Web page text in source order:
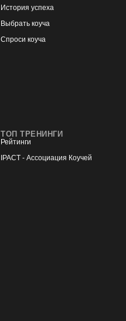
История успеха
Выбрать коуча
Спроси коуча
ТОП ТРЕНИНГИ
Рейтинги
IPACT - Ассоциация Коучей